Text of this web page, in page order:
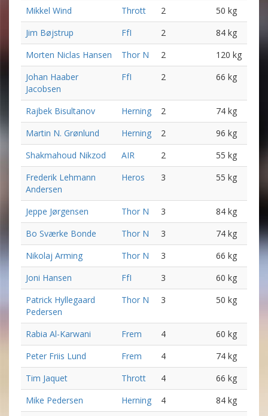
Mikkel Wind
Thrott 2
50 kg
Jim Bøjstrup
FfI 2
84 kg
Morten Niclas Hansen
Thor N 2
120 kg
Johan Haaber
Jacobsen
FfI 2 66 kg
Rajbek Bisultanov Herning 2
74 kg
Martin N. Grønlund
Herning 2
96 kg
Shakmahoud Nikzod
AIR 2
55 kg
Frederik Lehmann
Andersen
Heros 3 55 kg
Jeppe Jørgensen Thor N 3
84 kg
Bo Sværke Bonde
Thor N 3
74 kg
Nikolaj Arming
Thor N 3
66 kg
Joni Hansen
FfI 3
60 kg
Patrick Hyllegaard
Pedersen
Thor N 3 50 kg
Rabia Al-Karwani Frem 4
60 kg
Peter Friis Lund
Frem 4
74 kg
Tim Jaquet
Thrott 4
66 kg
Mike Pedersen
Herning 4
84 kg